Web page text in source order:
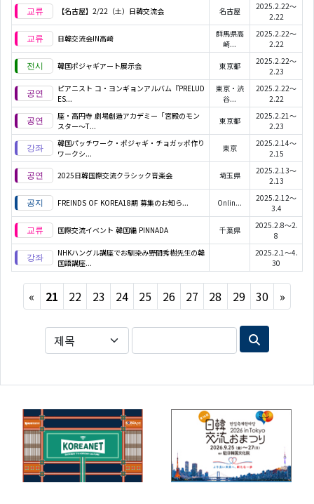
【名古屋】2/22（土）日韓交流会 名古屋
2025.2.22～
2.22
日韓交流会IN高崎
群馬県高
崎...
2025.2.22～
2.22
韓国ポジャギアート展示会 東京都
2025.2.22～
2.23
ピアニスト コ・ヨンギョンアルバム『PRELUD
ES...
東京・渋
谷...
2025.2.22～
2.22
座・高円寺 劇場創造アカデミー「宮殿のモン
スター～T...
東京都
2025.2.21～
2.23
韓国パッチワーク・ポジャギ・チョガッポ作り
ワークシ...
東京
2025.2.14～
2.15
2025日韓国際交流クラシック音楽会 埼玉県
2025.2.13～
2.13
FREINDS OF KOREA18期 募集のお知ら... Onlin...
2025.2.12～
3.4
国際交流イベント 韓国編 PINNADA 千葉県
2025.2.8～2.
8
NHKハングル講座でお馴染み野間秀樹先生の韓
国語講座...
2025.2.1～4.
30
« Previous
21 22 23 24 25 26 27 28 29 30 »Next